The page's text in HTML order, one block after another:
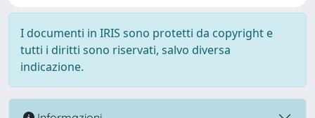
I documenti in IRIS sono protetti da copyright e
tutti i diritti sono riservati, salvo diversa
indicazione.